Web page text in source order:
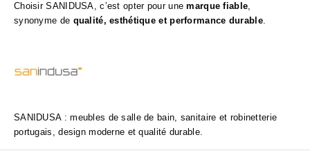
Choisir SANIDUSA, c’est opter pour unemarque fiable,
synonyme de qualité, esthétique et performance durable.
SANIDUSA : meubles de salle de bain, sanitaire et robinetterie
portugais, design moderne et qualité durable.